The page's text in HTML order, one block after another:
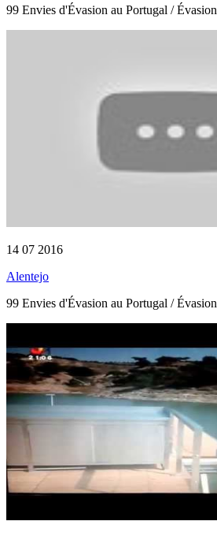
99 Envies d'Évasion au Portugal / Évasion
14 07 2016
Alentejo
99 Envies d'Évasion au Portugal / Évasion